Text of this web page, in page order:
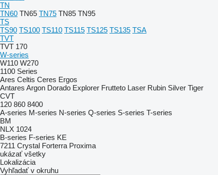
TN
TN60 TN65 TN75 TN85 TN95
TS
TS90 TS100 TS110 TS115 TS125 TS135 TSA
TVT
TVT 170
W-series
W110 W270
1100 Series
Ares Celtis Ceres Ergos
Antares Argon Dorado Explorer Frutteto Laser Rubin Silver Tiger
CVT
120 860 8400
A-series M-series N-series Q-series S-series T-series
BM
NLX 1024
B-series F-series KE
7211 Crystal Forterra Proxima
ukázať všetky
Lokalizácia
Vyhľadať v okruhu